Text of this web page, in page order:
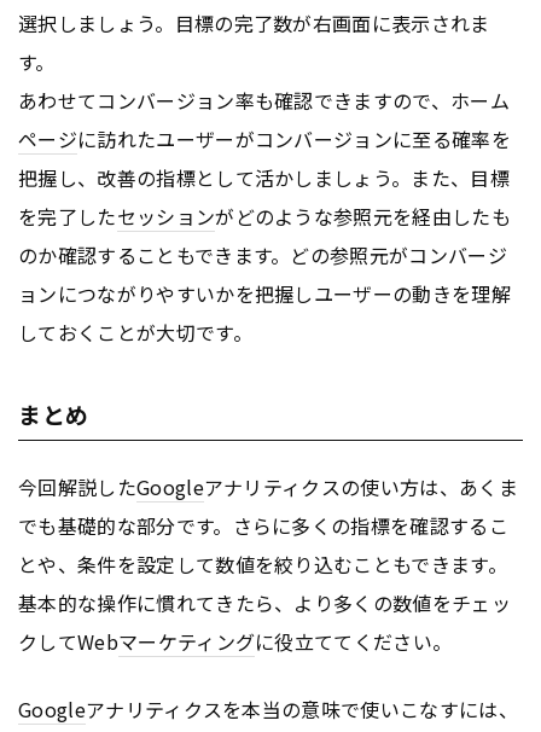
選択しましょう。目標の完了数が右画面に表示されま
す。
あわせてコンバージョン率も確認できますので、ホーム
ページに訪れたユーザーがコンバージョンに至る確率を
把握し、改善の指標として活かしましょう。また、目標
を完了したセッションがどのような参照元を経由したも
のか確認することもできます。どの参照元がコンバージ
ョンにつながりやすいかを把握しユーザーの動きを理解
しておくことが大切です。
まとめ
今回解説したGoogleアナリティクスの使い方は、あくま
でも基礎的な部分です。さらに多くの指標を確認するこ
とや、条件を設定して数値を絞り込むこともできます。
基本的な操作に慣れてきたら、より多くの数値をチェッ
クしてWebマーケティングに役立ててください。
Googleアナリティクスを本当の意味で使いこなすには、